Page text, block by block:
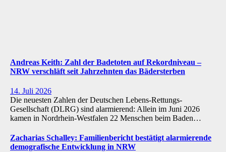
Andreas Keith: Zahl der Badetoten auf Rekordniveau –
NRW verschläft seit Jahrzehnten das Bädersterben
14. Juli 2026
Die neuesten Zahlen der Deutschen Lebens-Rettungs-
Gesellschaft (DLRG) sind alarmierend: Allein im Juni 2026
kamen in Nordrhein-Westfalen 22 Menschen beim Baden…
Zacharias Schalley: Familienbericht bestätigt alarmierende
demografische Entwicklung in NRW